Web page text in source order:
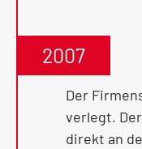
2007
Der
verlegt.
direkt an